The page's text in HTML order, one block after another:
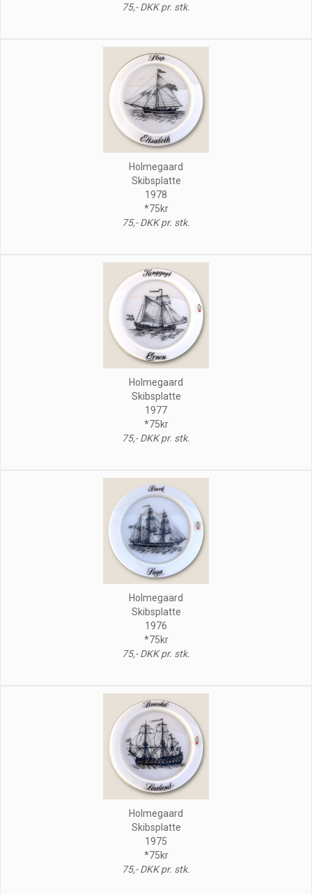
75,- DKK pr. stk.
Holmegaard
Skibsplatte
1978
*75kr
75,- DKK pr. stk.
Holmegaard
Skibsplatte
1977
*75kr
75,- DKK pr. stk.
Holmegaard
Skibsplatte
1976
*75kr
75,- DKK pr. stk.
Holmegaard
Skibsplatte
1975
*75kr
75,- DKK pr. stk.